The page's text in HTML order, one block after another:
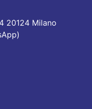
20124 Milano